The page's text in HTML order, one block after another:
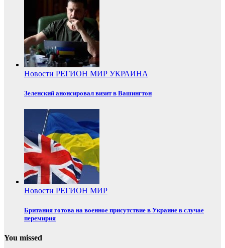
Новости РЕГИОН МИР УКРАИНА
Зеленский анонсировал визит в Вашингтон
Новости РЕГИОН МИР
Британия готова на военное присутствие в Украине в случае
перемирия
You missed